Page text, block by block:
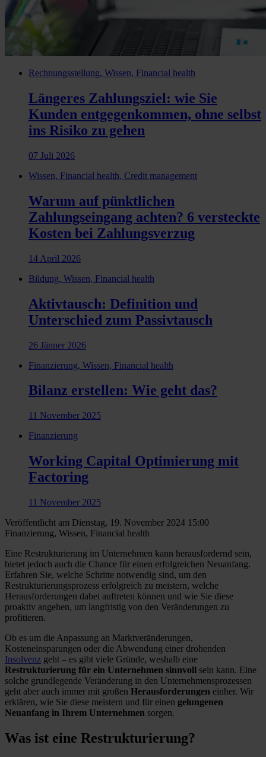
Rechnungsstellung, Wissen, Financial health
Längeres Zahlungsziel: wie Sie
Kunden entgegenkommen, ohne selbst
ins Risiko zu gehen
07 Juli 2026
Wissen, Financial health, Credit management
Warum auf pünktlichen
Zahlungseingang achten? 6 versteckte
Kosten bei Zahlungsverzug
14 April 2026
Bildung, Wissen, Financial health
Aktivtausch: Definition und
Unterschied zum Passivtausch
26 Jänner 2026
Finanzierung, Wissen, Financial health
Bilanz erstellen: Wie geht das?
11 November 2025
Finanzierung
Working Capital Optimierung mit
Factoring
11 November 2025
Veröffentlicht am Dienstag, 19. November 2024 15:00
Finanzierung, Wissen, Financial health
Eine Restrukturierung im Unternehmen kann herausfordernd sein,
bietet jedoch auch die Chance für einen erfolgreichen Neuanfang.
Erfahren Sie, welche Schritte notwendig sind, um den
Restrukturierungsprozess erfolgreich zu meistern, welche
Herausforderungen dabei auftreten können und wie Sie diese
proaktiv angehen, um langfristig von den Veränderungen zu
profitieren.
Ob es um die Anpassung an Marktveränderungen,
Kosteneinsparungen oder die Abwendung einer drohenden
Insolvenz geht – es gibt viele Gründe, weshalb eine
Restrukturierung für ein Unternehmen sinnvoll sein kann. Eine
solche grundlegende Veränderung in den Unternehmensprozessen
geht aber auch immer mit großen Herausforderungen einher. Wir
erklären, wie Sie diese meistern und für einen gelungenen
Neuanfang in Ihrem Unternehmen sorgen.
Was ist eine Restrukturierung?